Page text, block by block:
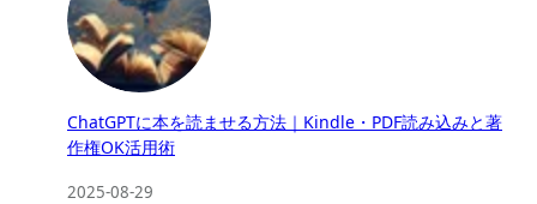
ChatGPTに本を読ませる方法｜Kindle・PDF読み込みと著
作権OK活用術
2025-08-29